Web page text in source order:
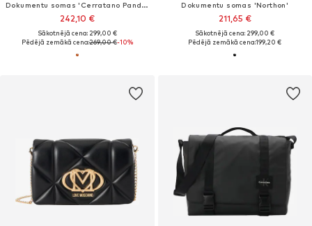
Dokumentu somas 'Cerratano Pandion'
242,10 €
Sākotnējā cena: 299,00 €
Pēdējā zemākā cena:269,00 €-10%
Dokumentu somas 'Northon'
211,65 €
Sākotnējā cena: 299,00 €
Pēdējā zemākā cena:199,20 €